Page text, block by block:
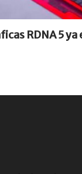
RDNA 5 ya